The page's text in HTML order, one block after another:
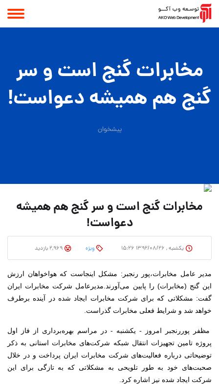
مخابرات گنج است و سر
گنج هم همیشه دعواست!
پیشخوان
مخابرات گنج است و سر گنج هم همیشه
دعواست!
یکشنبه , ۱۳۹۲/۰۸/۲۶ ۱۵:۲۶ وِیژه 2,969 بازدید
مدیر عامل مخابرات،پور رنجبر: مشکل اینجاست که هواخواهان ارزش
این گنج (مخابرات) را پایین می‌آورند. مدیرعامل شرکت مخابرات ایران
گفت: مشکلاتی که برای شرکت مخابرات ایجاد شده در آینده برطرف
خواهد شد و شرایط فعلی مخابرات گذراست.
مظفر پوررنجبر امروز - یکشنبه - در مراسم بهره‌برداری از فاز اول
پروژه تامین تجهیزات انتقال شبکه شرکت‌های مخابرات استانی به ذکر
توضیحاتی درباره فعالیت‌های شرکت مخابرات ایران پرداخت و در خلال
صحبت‌های خود به طور تلویحی به مشکلاتی که به تازگی برای این
شرکت ایجاد شده نیز اشاره کرد.